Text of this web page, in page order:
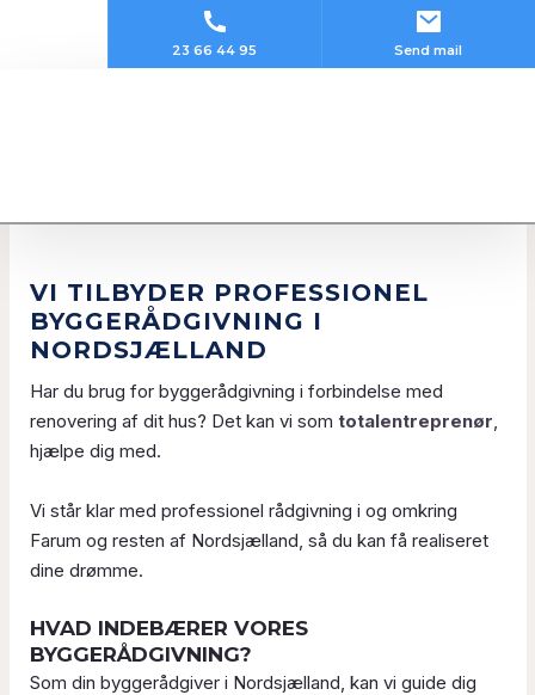
23 66 44 95 Send mail
VI TILBYDER PROFESSIONEL
BYGGERÅDGIVNING I
NORDSJÆLLAND
Har du brug for byggerådgivning i forbindelse med
renovering af dit hus? Det kan vi som totalentreprenør,
hjælpe dig med.
Vi står klar med professionel rådgivning i og omkring
Farum og resten af Nordsjælland, så du kan få realiseret
dine drømme.
HVAD INDEBÆRER VORES
BYGGERÅDGIVNING?
Som din byggerådgiver i Nordsjælland, kan vi guide dig